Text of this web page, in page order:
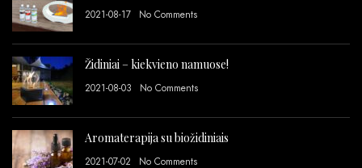
2021-08-17 No Comments
Židiniai – kiekvieno namuose!
2021-08-03 No Comments
Aromaterapija su biožidiniais
2021-07-02 No Comments